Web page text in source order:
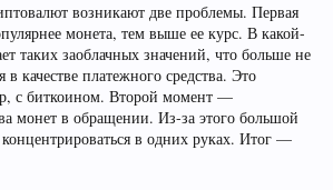
возникают две проблемы. Первая
монета, тем выше ее курс. В какой-
таких заоблачных значений, что больше не
в качестве платежного средства. Это
с биткоином. Второй момент —
монет в обращении. Из-за этого большой
в одних руках. Итог —